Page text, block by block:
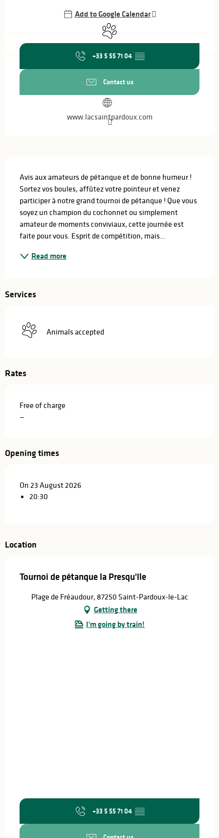
Add to Google Calendar
Animals accepted
+33 5 55 71 04 ▒▒
Contact us
www.lacsaintpardoux.com
Avis aux amateurs de pétanque et de bonne humeur !
Sortez vos boules, affûtez votre pointeur et venez
participer à notre grand tournoi de pétanque ! Que vous
soyez un champion du cochonnet ou simplement
amateur de moments conviviaux, cette journée est
faite pour vous. Esprit de compétition, mais...
Read more
Services
Animals accepted
Rates
Free of charge
—
Opening times
On 23 August 2026
20:30
Location
Tournoi de pétanque la Presqu'île
Plage de Fréaudour, 87250 Saint-Pardoux-le-Lac
Getting there
I'm going by train!
+33 5 55 71 04 ▒▒